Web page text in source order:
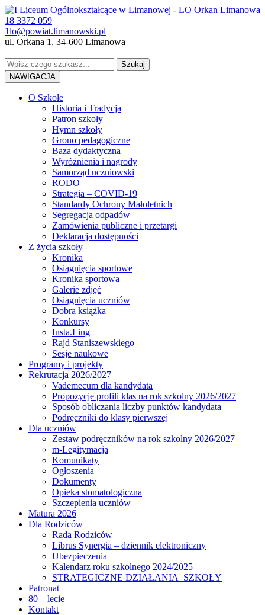
18 3372 059
1lo@powiat.limanowski.pl
ul. Orkana 1, 34-600 Limanowa
NAWIGACJA
O Szkole
Historia i Tradycja
Patron szkoły
Hymn szkoły
Grono pedagogiczne
Baza dydaktyczna
Wyróżnienia i nagrody
Samorząd uczniowski
RODO
Strategia – COVID-19
Standardy Ochrony Małoletnich
Segregacja odpadów
Zamówienia publiczne i przetargi
Deklaracja dostępności
Z życia szkoły
Kronika
Osiągnięcia sportowe
Kronika sportowa
Galerie zdjęć
Osiągnięcia uczniów
Dobra książka
Konkursy
Insta.Ling
Rajd Staniszewskiego
Sesje naukowe
Programy i projekty
Rekrutacja 2026/2027
Vademecum dla kandydata
Propozycje profili klas na rok szkolny 2026/2027
Sposób obliczania liczby punktów kandydata
Podręczniki do klasy pierwszej
Dla uczniów
Zestaw podręczników na rok szkolny 2026/2027
m-Legitymacja
Komunikaty
Ogłoszenia
Dokumenty
Opieka stomatologiczna
Szczepienia uczniów
Matura 2026
Dla Rodziców
Rada Rodziców
Librus Synergia – dziennik elektroniczny
Ubezpieczenia
Kalendarz roku szkolnego 2024/2025
STRATEGICZNE DZIAŁANIA SZKOŁY
Patronat
80 – lecie
Kontakt